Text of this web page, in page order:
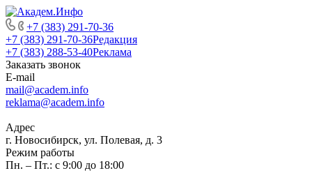
+7 (383) 291-70-36
+7 (383) 291-70-36Редакция
+7 (383) 288-53-40Реклама
Заказать звонок
E-mail
mail@academ.info
reklama@academ.info
Адрес
г. Новосибирск, ул. Полевая, д. 3
Режим работы
Пн. – Пт.: с 9:00 до 18:00